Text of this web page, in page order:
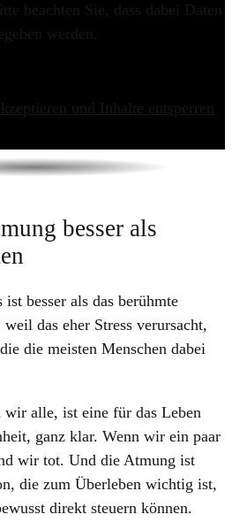
besser als
besser als das berühmte
das eher Stress verursacht,
die meisten Menschen dabei
alle, ist eine für das Leben
ganz klar. Wenn wir ein paar
wir tot. Und die Atmung ist
die zum Überleben wichtig ist,
direkt steuern können.